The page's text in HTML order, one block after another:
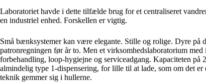
Laboratoriet havde i dette tilfælde brug for et centraliseret
en industriel enhed. Forskellen er vigtig.
Små bænksystemer kan være elegante. Stille og rolige. Dyre på
patronregningen før år to. Men et virksomhedslaboratorium
forbehandling, loop-hygiejne og serviceadgang. Kapaciteten
almindelig type 1-dispensering, for lille til at lade, som om det
teknik gemmer sig i hullerne.